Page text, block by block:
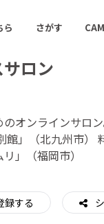
ら さがす
人気のコミュ
ス開発
ロン
オンラインサロ
館」（北九州市）
」（福岡市）
録する